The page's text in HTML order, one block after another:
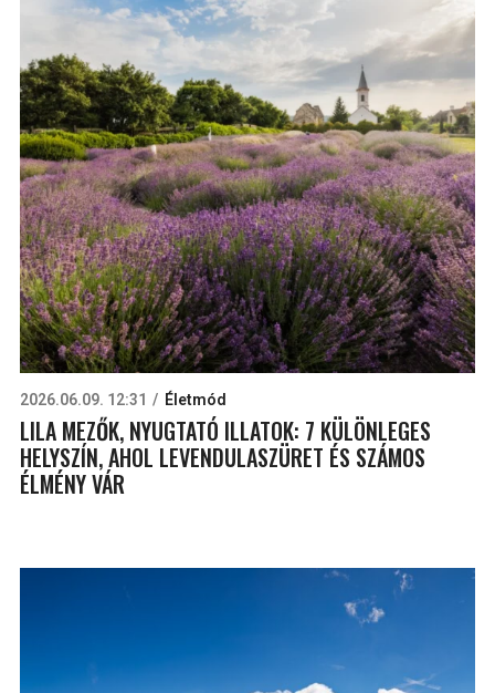
2026.06.09. 12:31 Életmód
LILA MEZŐK, NYUGTATÓ ILLATOK: 7 KÜLÖNLEGES
HELYSZÍN, AHOL LEVENDULASZÜRET ÉS SZÁMOS
ÉLMÉNY VÁR